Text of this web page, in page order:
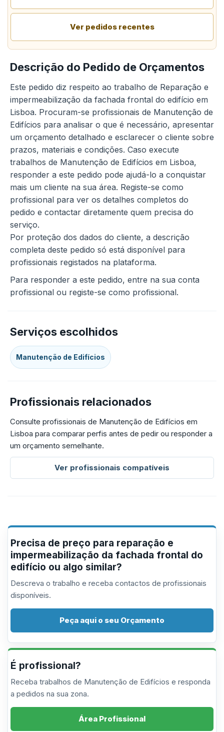
Ver pedidos recentes
Descrição do Pedido de Orçamentos
Este pedido diz respeito ao trabalho de Reparação e
impermeabilização da fachada frontal do edifício em
Lisboa. Procuram-se profissionais de Manutenção de
Edifícios para analisar o que é necessário, apresentar
um orçamento detalhado e esclarecer o cliente sobre
prazos, materiais e condições. Caso execute
trabalhos de Manutenção de Edifícios em Lisboa,
responder a este pedido pode ajudá-lo a conquistar
mais um cliente na sua área. Registe-se como
profissional para ver os detalhes completos do
pedido e contactar diretamente quem precisa do
serviço.
Por proteção dos dados do cliente, a descrição
completa deste pedido só está disponível para
profissionais registados na plataforma.
Para responder a este pedido, entre na sua conta
profissional ou registe-se como profissional.
Serviços escolhidos
Manutenção de Edifícios
Profissionais relacionados
Consulte profissionais de Manutenção de Edifícios em
Lisboa para comparar perfis antes de pedir ou responder a
um orçamento semelhante.
Ver profissionais compatíveis
Precisa de preço para reparação e
impermeabilização da fachada frontal do
edifício ou algo similar?
Descreva o trabalho e receba contactos de profissionais
disponíveis.
Peça aqui o seu Orçamento
É profissional?
Receba trabalhos de Manutenção de Edifícios e responda
a pedidos na sua zona.
Área Profissional